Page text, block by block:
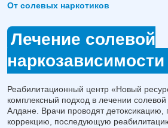
От солевых наркотиков
Лечение солевой
Реабилитационный центр «Новый
комплексный подход в лечении солевой
Алдане. Врачи проводят детоксикацию,
коррекцию, последующую